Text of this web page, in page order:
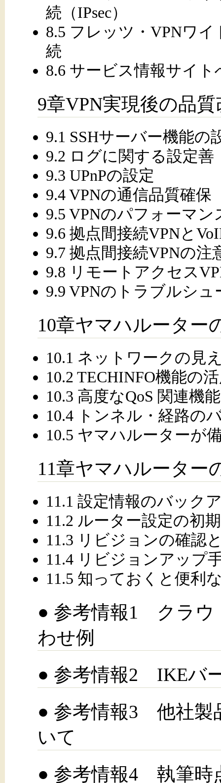
続（IPsec）
8.5 フレッツ・VPNワ
続
8.6 サービス情報サイト
9章VPN実現後の品
9.1 SSHサーバー機能の
9.2 ログに関する設定善
9.3 UPnPの設定
9.4 VPNの通信品質確保
9.5 VPNのパフォーマン
9.6 拠点間接続VPNと
9.7 拠点間接続VPNの注
9.8 リモートアクセス
9.9 VPNのトラブルシ
10章ヤマハルーター
10.1 ネットワークの見
10.2 TECHINFO機能の
10.3 高度なQoS 関連機
10.4 トンネル・経路の
10.5 ヤマハルーターが
11章ヤマハルーター
11.1 設定情報のバック
11.2 ルーター設定の初
11.3 リビジョンの確認
11.4 リビジョンアップ
11.5 知っておくと便利
● 参考情報1 クラウ
わせ例
● 参考情報2 IKEバ
● 参考情報3 他社製
いて
● 参考情報4 執筆時